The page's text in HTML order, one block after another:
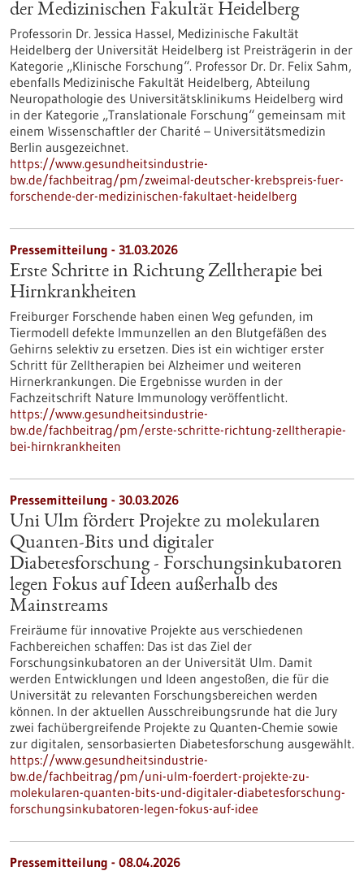
der Medizinischen Fakultät Heidelberg
Professorin Dr. Jessica Hassel, Medizinische Fakultät
Heidelberg der Universität Heidelberg ist Preisträgerin in der
Kategorie „Klinische Forschung“. Professor Dr. Dr. Felix Sahm,
ebenfalls Medizinische Fakultät Heidelberg, Abteilung
Neuropathologie des Universitätsklinikums Heidelberg wird
in der Kategorie „Translationale Forschung“ gemeinsam mit
einem Wissenschaftler der Charité – Universitätsmedizin
Berlin ausgezeichnet.
https://www.gesundheitsindustrie-
bw.de/fachbeitrag/pm/zweimal-deutscher-krebspreis-fuer-
forschende-der-medizinischen-fakultaet-heidelberg
Pressemitteilung - 31.03.2026
Erste Schritte in Richtung Zelltherapie bei
Hirnkrankheiten
Freiburger Forschende haben einen Weg gefunden, im
Tiermodell defekte Immunzellen an den Blutgefäßen des
Gehirns selektiv zu ersetzen. Dies ist ein wichtiger erster
Schritt für Zelltherapien bei Alzheimer und weiteren
Hirnerkrankungen. Die Ergebnisse wurden in der
Fachzeitschrift Nature Immunology veröffentlicht.
https://www.gesundheitsindustrie-
bw.de/fachbeitrag/pm/erste-schritte-richtung-zelltherapie-
bei-hirnkrankheiten
Pressemitteilung - 30.03.2026
Uni Ulm fördert Projekte zu molekularen
Quanten-Bits und digitaler
Diabetesforschung - Forschungsinkubatoren
legen Fokus auf Ideen außerhalb des
Mainstreams
Freiräume für innovative Projekte aus verschiedenen
Fachbereichen schaffen: Das ist das Ziel der
Forschungsinkubatoren an der Universität Ulm. Damit
werden Entwicklungen und Ideen angestoßen, die für die
Universität zu relevanten Forschungsbereichen werden
können. In der aktuellen Ausschreibungsrunde hat die Jury
zwei fachübergreifende Projekte zu Quanten-Chemie sowie
zur digitalen, sensorbasierten Diabetesforschung ausgewählt.
https://www.gesundheitsindustrie-
bw.de/fachbeitrag/pm/uni-ulm-foerdert-projekte-zu-
molekularen-quanten-bits-und-digitaler-diabetesforschung-
forschungsinkubatoren-legen-fokus-auf-idee
Pressemitteilung - 08.04.2026